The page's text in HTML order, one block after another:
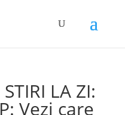
LA ZI:
Vezi care